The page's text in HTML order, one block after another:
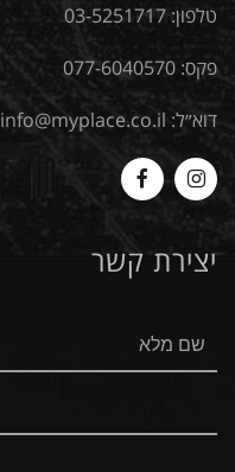
טלפון: 03-5251717
פקס: 077-6040570
דוא״ל: info@myplace.co.il
Myplace
-
Instagram
MyPlace
Facebook
יצירת קשר